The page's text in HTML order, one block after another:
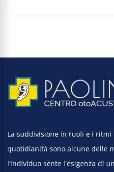
La suddivisione in ruoli e i
quotidianità sono alcune delle
l’individuo sente l'esigenza di